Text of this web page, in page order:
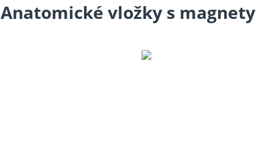
Anatomické vložky s magnety